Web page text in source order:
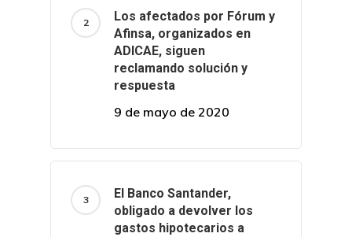
Los afectados por Fórum y
Afinsa, organizados en
ADICAE, siguen
reclamando solución y
respuesta
9 de mayo de 2020
El Banco Santander,
obligado a devolver los
gastos hipotecarios a